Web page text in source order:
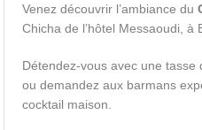
Venez découvrir l’ambiance du
Chicha de l’hôtel Messaoudi, à
Détendez-vous avec une tasse
ou demandez aux barmans
cocktail maison.